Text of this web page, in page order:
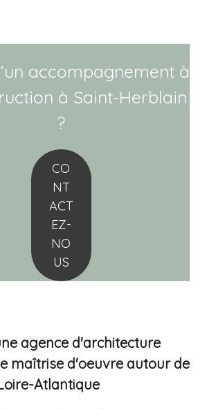
accompagnement à
à Saint-Herblain
?
CO
NT
ACT
EZ-
NO
US
agence d'architecture
maîtrise d'oeuvre autour de
Atlantique